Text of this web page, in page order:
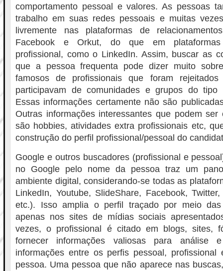
comportamento pessoal e valores. As pessoas
trabalho em suas redes pessoais e muitas
livremente nas plataformas de
Facebook e Orkut, do que em plataformas
profissional, como o LinkedIn. Assim, buscar as
que a pessoa frequenta pode dizer muito
famosos de profissionais que foram
participavam de comunidades e grupos do tipo
Essas informações certamente não são
Outras informações interessantes que podem ser
são hobbies, atividades extra profissionais etc,
construção do perfil profissional/pessoal do
Google e outros buscadores (profissional e
no Google pelo nome da pessoa traz um
ambiente digital, considerando-se todas as
LinkedIn, Youtube, SlideShare, Facebook,
etc.). Isso amplia o perfil traçado por meio das
apenas nos sites de mídias sociais
vezes, o profissional é citado em blogs, sites,
fornecer informações valiosas para análise
informações entre os perfis pessoal, profissional
pessoa. Uma pessoa que não aparece nas